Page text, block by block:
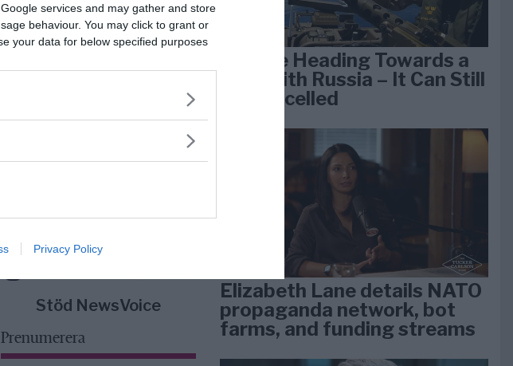
services and may gather and store
behaviour. You may click to grant or
your data for below specified purposes
Privacy Policy
Stöd NewsVoice
Prenumerera
We Are Heading Towards a
War With Russia – It Can Still
Be Cancelled
Elizabeth Lane details NATO
propaganda network, bot
farms, and funding streams